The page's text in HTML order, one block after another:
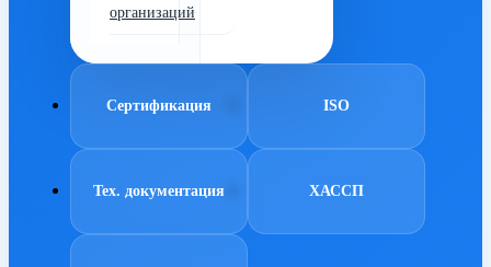
организаций
Сертификация ISO
Тех. документация ХАССП